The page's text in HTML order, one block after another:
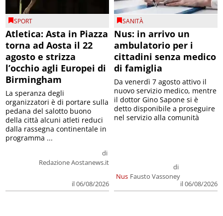
SPORT
Atletica: Asta in Piazza
torna ad Aosta il 22
agosto e strizza
l’occhio agli Europei di
Birmingham
di
Redazione Aostanews.it
il 06/08/2026
La speranza degli
organizzatori è di portare sulla
pedana del salotto buono
della città alcuni atleti reduci
dalla rassegna continentale in
programma ...
SANITÀ
Nus: in arrivo un
ambulatorio per i
cittadini senza medico
di famiglia
Nus
di
Fausto Vassoney
il 06/08/2026
Da venerdì 7 agosto attivo il
nuovo servizio medico, mentre
il dottor Gino Sapone si è
detto disponibile a proseguire
nel servizio alla comunità